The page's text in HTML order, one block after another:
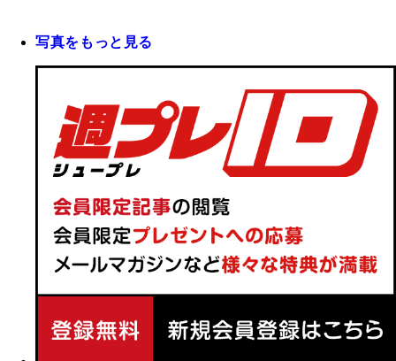
写真をもっと見る